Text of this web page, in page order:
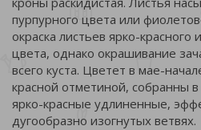
пурпурного цвета или
окраска листьев ярко-
цвета, однако окрашивание
всего куста. Цветет в мае-
красной отметиной, собранны
ярко-красные удлиненные,
дугообразно изогнутых ветвях.